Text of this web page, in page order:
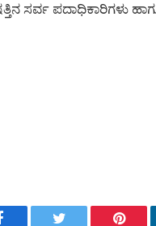
ಸರ್ವ ಪದಾಧಿಕಾರಿಗಳು
Facebook Twitter